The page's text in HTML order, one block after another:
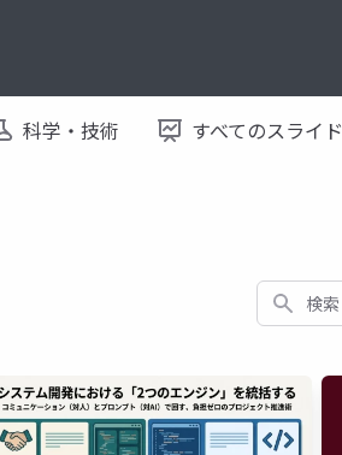
科学・技術 すべてのスライド
検索